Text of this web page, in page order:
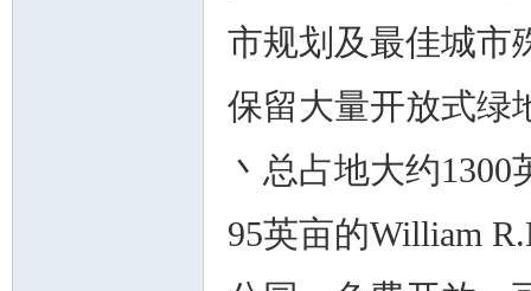
市规划及最佳城市
保留大量开放式绿
丶总占地大约1300
95英亩的William